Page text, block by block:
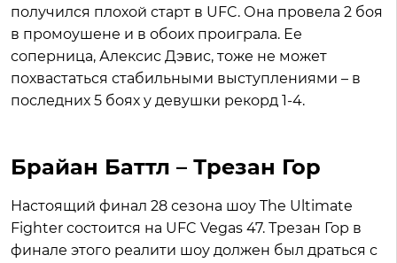
получился плохой старт в UFC. Она провела 2 боя
в промоушене и в обоих проиграла. Ее
соперница, Алексис Дэвис, тоже не может
похвастаться стабильными выступлениями – в
последних 5 боях у девушки рекорд 1-4.
Брайан Баттл – Трезан Гор
Настоящий финал 28 сезона шоу The Ultimate
Fighter состоится на UFC Vegas 47. Трезан Гор в
финале этого реалити шоу должен был драться с